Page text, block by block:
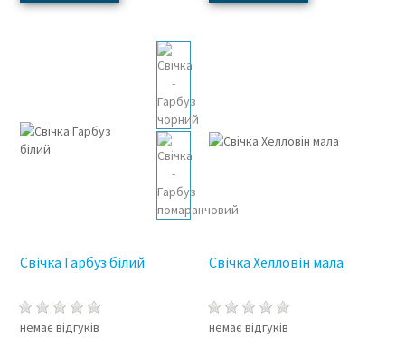
Свічка Гарбуз білий
немає відгуків
Свічка Хелловін мала
немає відгуків